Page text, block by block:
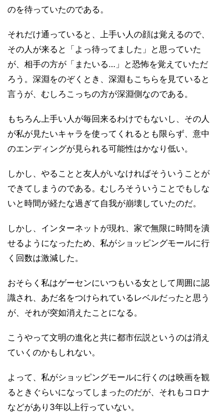
のを待っていたのである。
それだけ通っていると、上手い人の顔は覚えるので、
その人が来ると「よっ待ってました」と思っていた
が、相手の方が「またいる…」と恐怖を覚えていただ
ろう。深淵をのぞくとき、深淵もこちらを見ていると
言うが、むしろこっちの方が深淵側なのである。
もちろん上手い人が毎回来るわけでもないし、その人
が私が見たいキャラを使ってくれるとも限らず、意中
のエンディングが見られる可能性はかなり低い。
しかし、やることと友人がいなければそういうことが
できてしまうのである。むしろそういうことでもしな
いと時間が経たな過ぎて自我が崩壊していたのだ。
しかし、インターネットが現れ、家で無限に時間を潰
せるようになったため、私がショッピングモールに行
く回数は激減した。
おそらく私はゲーセンにいつもいる女として周囲に認
識され、あだ名をつけられているレベルだったと思う
が、それが突如消えたことになる。
こうやって文明の進化と共に都市伝説というのは消え
ていくのかもしれない。
よって、私がショッピングモールに行くのは映画を観
るときぐらいになってしまったのだが、それもコロナ
などがあり3年以上行っていない。